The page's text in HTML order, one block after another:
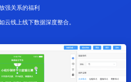
强关系的福利
云线上线下数据深度整合。